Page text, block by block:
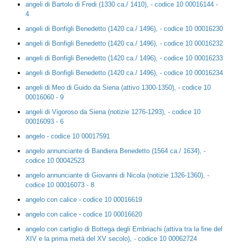
angeli di Bartolo di Fredi (1330 ca./ 1410), - codice 10 00016144 -
4
angeli di Bonfigli Benedetto (1420 ca./ 1496), - codice 10 00016230
angeli di Bonfigli Benedetto (1420 ca./ 1496), - codice 10 00016232
angeli di Bonfigli Benedetto (1420 ca./ 1496), - codice 10 00016233
angeli di Bonfigli Benedetto (1420 ca./ 1496), - codice 10 00016234
angeli di Meo di Guido da Siena (attivo 1300-1350), - codice 10
00016060 - 9
angeli di Vigoroso da Siena (notizie 1276-1293), - codice 10
00016093 - 6
angelo - codice 10 00017591
angelo annunciante di Bandiera Benedetto (1564 ca./ 1634), -
codice 10 00042523
angelo annunciante di Giovanni di Nicola (notizie 1326-1360), -
codice 10 00016073 - 8
angelo con calice - codice 10 00016619
angelo con calice - codice 10 00016620
angelo con cartiglio di Bottega degli Embriachi (attiva tra la fine del
XIV e la prima metà del XV secolo), - codice 10 00062724